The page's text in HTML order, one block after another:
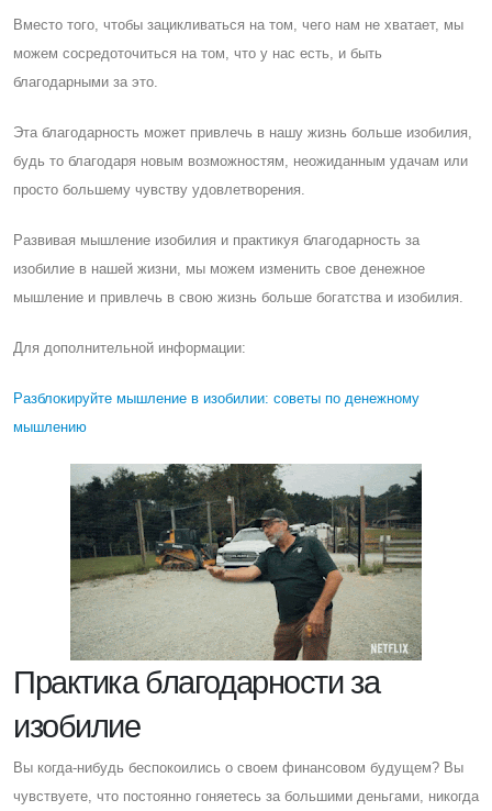
Вместо того, чтобы зацикливаться на том, чего нам не хватает, мы
можем сосредоточиться на том, что у нас есть, и быть
благодарными за это.
Эта благодарность может привлечь в нашу жизнь больше изобилия,
будь то благодаря новым возможностям, неожиданным удачам или
просто большему чувству удовлетворения.
Развивая мышление изобилия и практикуя благодарность за
изобилие в нашей жизни, мы можем изменить свое денежное
мышление и привлечь в свою жизнь больше богатства и изобилия.
Для дополнительной информации:
Разблокируйте мышление в изобилии: советы по денежному
мышлению
Практика благодарности за
изобилие
Вы когда-нибудь беспокоились о своем финансовом будущем? Вы
чувствуете, что постоянно гоняетесь за большими деньгами, никогда